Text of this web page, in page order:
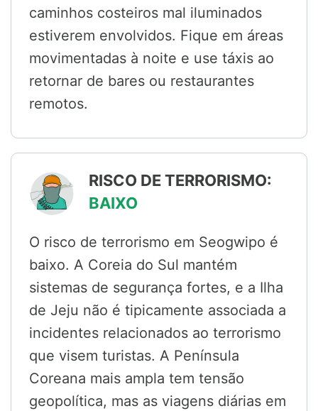
caminhos costeiros mal iluminados
estiverem envolvidos. Fique em áreas
movimentadas à noite e use táxis ao
retornar de bares ou restaurantes
remotos.
RISCO DE TERRORISMO:
BAIXO
O risco de terrorismo em Seogwipo é
baixo. A Coreia do Sul mantém
sistemas de segurança fortes, e a Ilha
de Jeju não é tipicamente associada a
incidentes relacionados ao terrorismo
que visem turistas. A Península
Coreana mais ampla tem tensão
geopolítica, mas as viagens diárias em